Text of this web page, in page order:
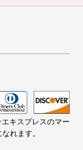
キスプレスのマー
れます。